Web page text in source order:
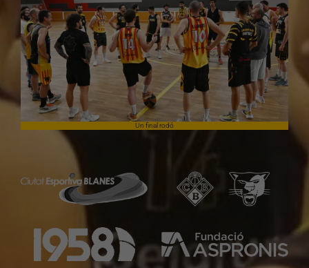
Un final rodó